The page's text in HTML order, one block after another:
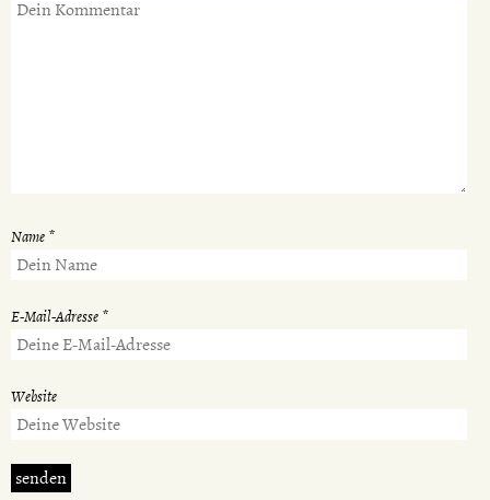
Name *
E-Mail-Adresse *
Website